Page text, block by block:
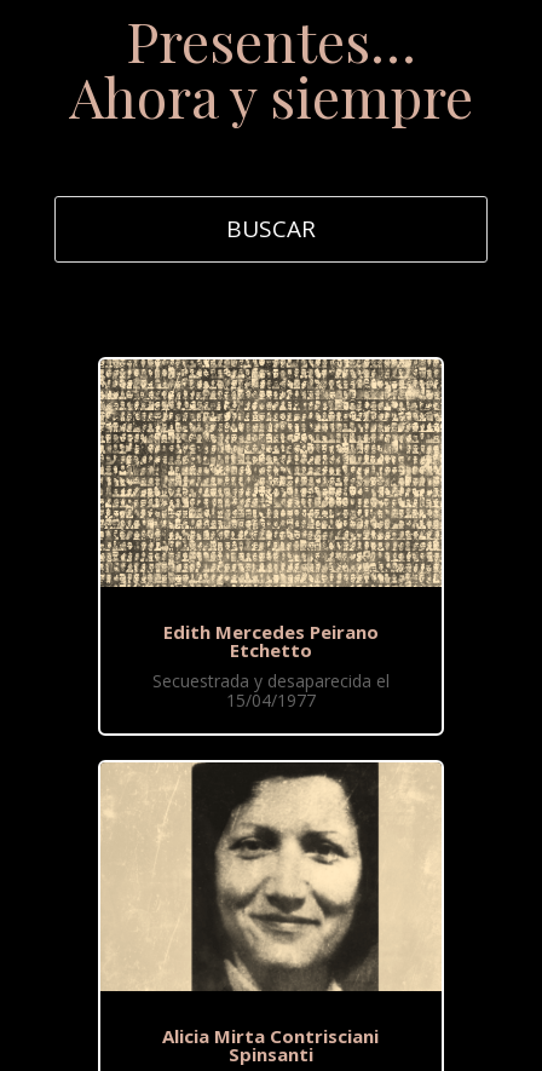
Presentes…
Ahora y siempre
Edith Mercedes Peirano
Etchetto
Secuestrada y desaparecida el
15/04/1977
Alicia Mirta Contrisciani
Spinsanti